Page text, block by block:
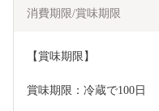
消費期限/賞味期限
【賞味期限】
賞味期限：冷蔵で100日